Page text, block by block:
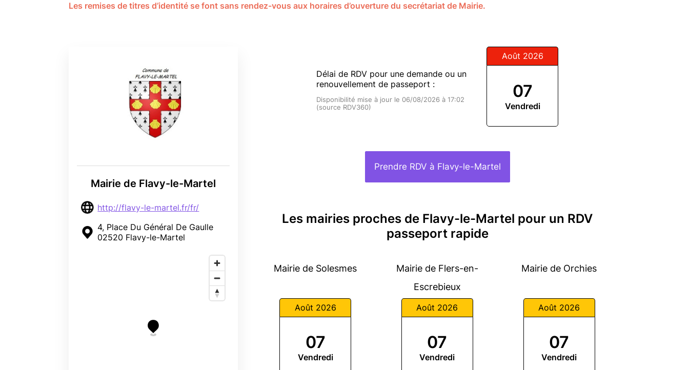
Les remises de titres d’identité se font sans rendez-vous aux horaires d’ouverture du secrétariat de Mairie.
Mairie de Flavy-le-Martel
http://flavy-le-martel.fr/fr/
4, Place Du Général De Gaulle
02520 Flavy-le-Martel
Délai de RDV pour une demande ou un
renouvellement de passeport :
Disponibilité mise à jour le 06/08/2026 à 17:02
(source RDV360)
Août 2026
07
Vendredi
Prendre RDV à Flavy-le-Martel
Les mairies proches de Flavy-le-Martel pour un RDV
passeport rapide
Mairie de Solesmes
Août 2026
07
Vendredi
Mairie de Flers-en-
Escrebieux
Août 2026
07
Vendredi
Mairie de Orchies
Août 2026
07
Vendredi